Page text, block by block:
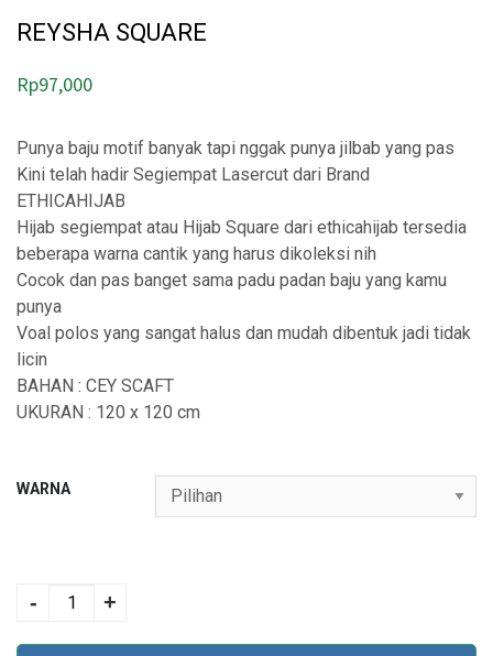
REYSHA SQUARE
Rp97,000
Punya baju motif banyak tapi nggak punya jilbab yang pas
Kini telah hadir Segiempat Lasercut dari Brand
ETHICAHIJAB
Hijab segiempat atau Hijab Square dari ethicahijab tersedia
beberapa warna cantik yang harus dikoleksi nih
Cocok dan pas banget sama padu padan baju yang kamu
punya
Voal polos yang sangat halus dan mudah dibentuk jadi tidak
licin
BAHAN : CEY SCAFT
UKURAN : 120 x 120 cm
WARNA
quantity
- +